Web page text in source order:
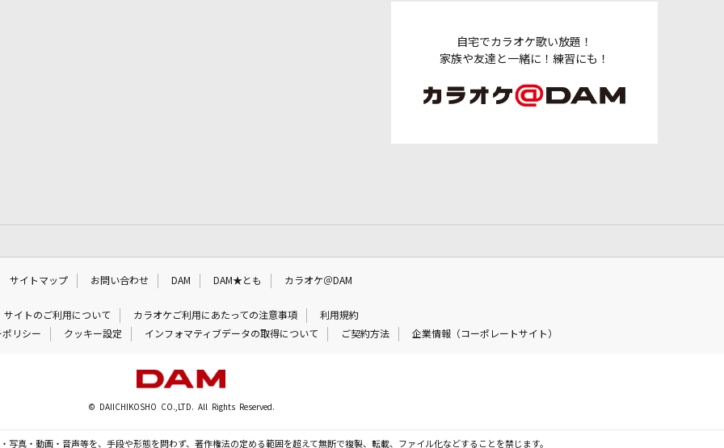
自宅でカラオケ歌い放題！
家族や友達と一緒に！練習にも！
サイトマップ お問い合わせ DAM DAM★とも カラオケ＠DAM
サイトのご利用について カラオケご利用にあたっての注意事項
利用規約
リシー
クッキー設定 インフォマティブデータの取得について ご契約方法 企業情報（コーポレートサイト）
© DAIICHIKOSHO CO.,LTD. All Rights Reserved.
写真・動画・音声等を、手段や形態を問わず、著作権法の定める範囲を超えて無断で複製、転載、ファイル化などすることを禁じます。